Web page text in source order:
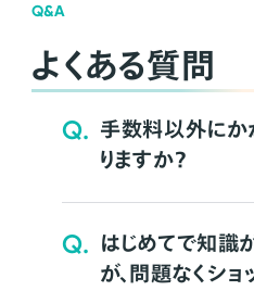
Q&A
よくある質問
Q. 手数料以外にか
りますか？
Q. はじめてで知識
が、問題なくシ